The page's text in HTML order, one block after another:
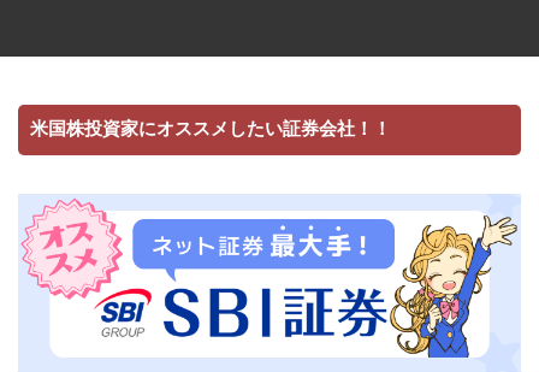
米国株投資家にオススメしたい証券会社！！